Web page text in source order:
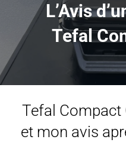
L’Avis
Tefal
Tefal Compact
et mon avis